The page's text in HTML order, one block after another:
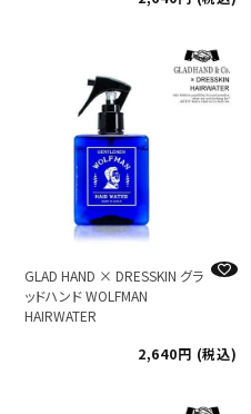
GLAD HAND × DRESSKIN グラ
ッドハンド WOLFMAN
HAIRWATER
2,640
税込